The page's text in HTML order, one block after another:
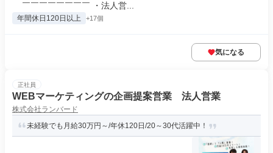
￣￣￣￣￣￣￣￣ ・法人営...
年間休日120日以上 +17個
気になる
正社員
WEBマーケティングの企画提案営業 法人営業
株式会社ランバード
未経験でも月給30万円～/年休120日/20～30代活躍中！